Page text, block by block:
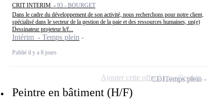
CRIT INTERIM - 93 - BOURGET
Dans le cadre du développement de son activité, nous recherchons pour notre client,
spécialisé dans le secteur de la gestion de la paie et des ressources humaines, un(e)
Dessinateur projeteur h/f...
Intérim - Temps plein
Publié il y a 8 jours
Peintre en bâtiment (H/F)
CDITemps plein
Ajouter cette offre à ma sélection